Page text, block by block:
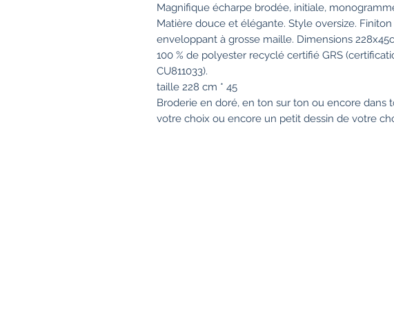
Magnifique écharpe brodée, initiale,
Matière douce et élégante. Style oversize. Finiton
enveloppant à grosse maille. Dimensions
100 % de polyester recyclé certifié GRS
CU811033).
taille 228 cm * 45
Broderie en doré, en ton sur ton ou encore dans
votre choix ou encore un petit dessin de votre